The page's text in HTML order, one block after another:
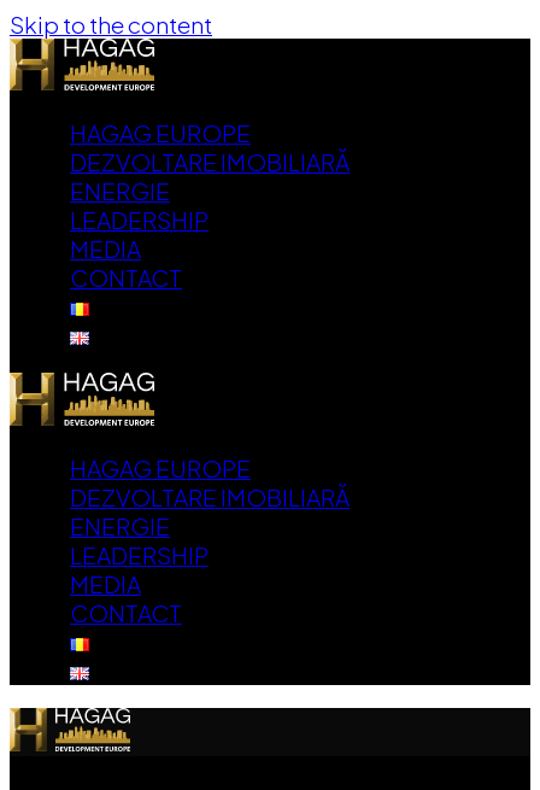
Skip to the content
HAGAG EUROPE
DEZVOLTARE IMOBILIARĂ
ENERGIE
LEADERSHIP
MEDIA
CONTACT
HAGAG EUROPE
DEZVOLTARE IMOBILIARĂ
ENERGIE
LEADERSHIP
MEDIA
CONTACT